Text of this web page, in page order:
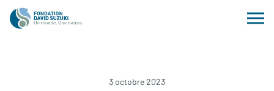
3 octobre 2023